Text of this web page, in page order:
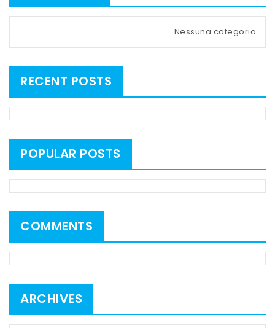
Nessuna categoria
RECENT POSTS
POPULAR POSTS
COMMENTS
ARCHIVES